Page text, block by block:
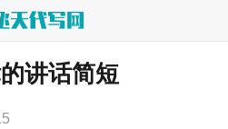
首页 > 实用范文
讲话简短